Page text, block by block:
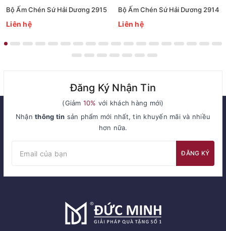
Bộ Ấm Chén Sứ Hải Dương 2915
Liên hệ
Bộ Ấm Chén Sứ Hải Dương 2914
Liên hệ
Đăng Ký Nhận Tin
(Giảm 10% với khách hàng mới)
Nhậnthông tin sản phẩm mới nhất, tin khuyến mãi và nhiều
hơn nữa.
ĐĂNG KÝ